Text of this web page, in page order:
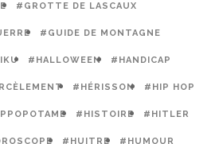
#GROTTE DE LASCAUX
#GUIDE DE MONTAGNE
#HALLOWEEN #HANDICAP
#HÉRISSON #HIP HOP
#HISTOIRE #HITLER
#HUITRE #HUMOUR